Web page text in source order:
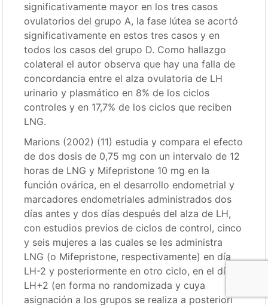
significativamente mayor en los tres casos
ovulatorios del grupo A, la fase lútea se acortó
significativamente en estos tres casos y en
todos los casos del grupo D. Como hallazgo
colateral el autor observa que hay una falla de
concordancia entre el alza ovulatoria de LH
urinario y plasmático en 8% de los ciclos
controles y en 17,7% de los ciclos que reciben
LNG.
Marions (2002) (11) estudia y compara el efecto
de dos dosis de 0,75 mg con un intervalo de 12
horas de LNG y Mifepristone 10 mg en la
función ovárica, en el desarrollo endometrial y
marcadores endometriales administrados dos
días antes y dos días después del alza de LH,
con estudios previos de ciclos de control, cinco
y seis mujeres a las cuales se les administra
LNG (o Mifepristone, respectivamente) en día
LH-2 y posteriormente en otro ciclo, en el día
LH+2 (en forma no randomizada y cuya
asignación a los grupos se realiza a posteriori